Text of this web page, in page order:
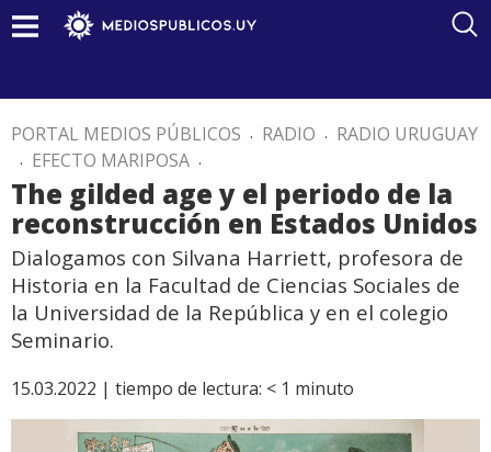
PORTAL MEDIOS PÚBLICOS . RADIO . RADIO URUGUAY
. EFECTO MARIPOSA .
The gilded age y el periodo de la
reconstrucción en Estados Unidos
Dialogamos con Silvana Harriett, profesora de
Historia en la Facultad de Ciencias Sociales de
la Universidad de la República y en el colegio
Seminario.
15.03.2022 | tiempo de lectura: < 1 minuto